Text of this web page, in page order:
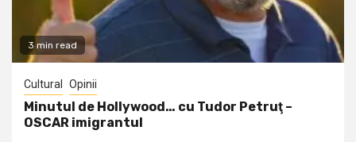
3 min read
Cultural Opinii
Minutul de Hollywood… cu Tudor Petruţ –
OSCAR imigrantul